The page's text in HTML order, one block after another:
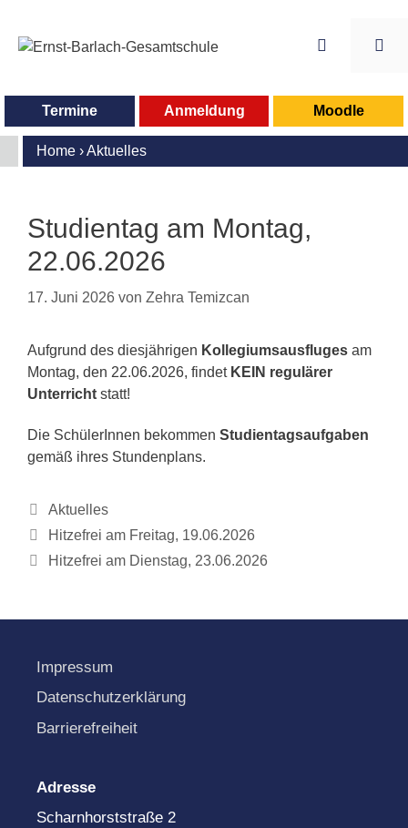
springen
Home ›Aktuelles
Termine Anmeldung Moodle
Studientag am Montag,
22.06.2026
17. Juni 2026 von Zehra Temizcan
Aufgrund des diesjährigen Kollegiumsausfluges am
Montag, den 22.06.2026, findet KEIN regulärer
Unterricht statt!
Die SchülerInnen bekommen Studientagsaufgaben
gemäß ihres Stundenplans.
Kategorien
Aktuelles
Hitzefrei am Freitag, 19.06.2026
Hitzefrei am Dienstag, 23.06.2026
Impressum
Datenschutzerklärung
Barrierefreiheit
Adresse
Scharnhorststraße 2